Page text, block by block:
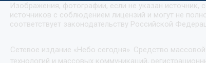
Изображения, фотографии, если не указан источник,
источников с соблюдением лицензий и могут не
соответствует законодательству Российской
Сетевое издание «Небо сегодня». Средство
технологий и массовых коммуникаций,